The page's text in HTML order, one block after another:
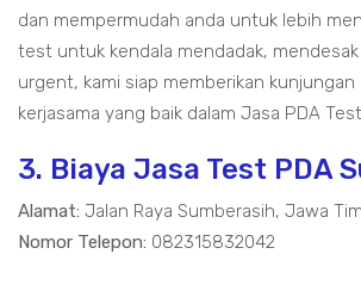
dan mempermudah anda untuk lebih
test untuk kendala mendadak,
urgent, kami siap memberikan
kerjasama yang baik dalam Jasa PDA
3. Biaya Jasa Test PDA
Alamat: Jalan Raya Sumberasih, Jawa
Nomor Telepon: 082315832042